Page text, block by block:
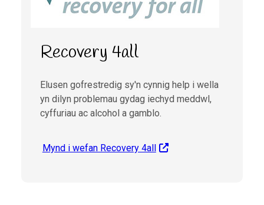
Recovery 4all
Elusen gofrestredig sy'n cynnig help i wella
yn dilyn problemau gydag iechyd meddwl,
cyffuriau ac alcohol a gamblo.
Mynd i wefan Recovery 4all